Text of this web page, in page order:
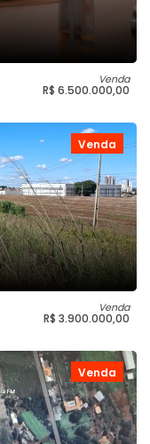
Venda
R$ 6.500.000,00
Venda
Venda
R$ 3.900.000,00
Venda